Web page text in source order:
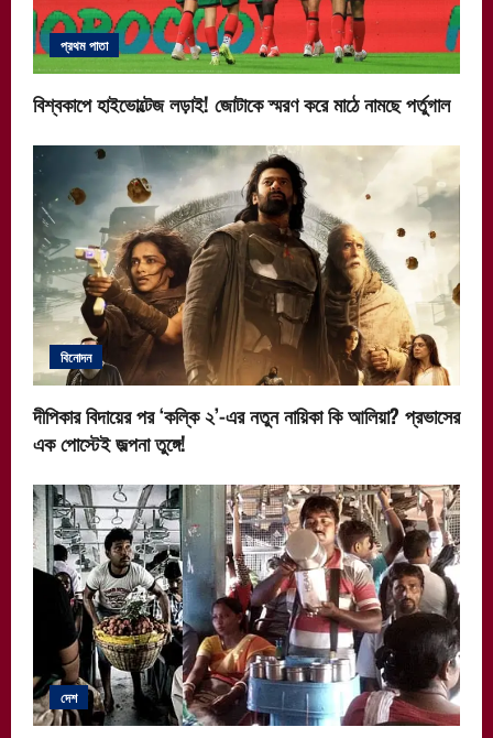
প্রথম পাতা
বিশ্বকাপে হাইভোল্টেজ লড়াই! জোটাকে স্মরণ করে মাঠে নামছে পর্তুগাল
বিনোদন
দীপিকার বিদায়ের পর ‘কল্কি ২’-এর নতুন নায়িকা কি আলিয়া? প্রভাসের
এক পোস্টেই জল্পনা তুঙ্গে!
দেশ